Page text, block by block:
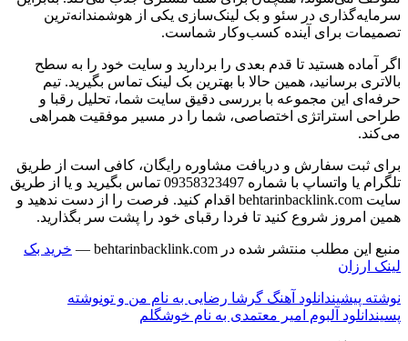
سرمایه‌گذاری در سئو و بک لینک‌سازی یکی از هوشمندانه‌ترین
تصمیمات برای آینده کسب‌وکار شماست.
اگر آماده هستید تا قدم بعدی را بردارید و سایت خود را به سطح
بالاتری برسانید، همین حالا با بهترین بک لینک تماس بگیرید. تیم
حرفه‌ای این مجموعه با بررسی دقیق سایت شما، تحلیل رقبا و
طراحی استراتژی اختصاصی، شما را در مسیر موفقیت همراهی
می‌کند.
برای ثبت سفارش و دریافت مشاوره رایگان، کافی است از طریق
تلگرام یا واتساپ با شماره 09358323497 تماس بگیرید و یا از طریق
سایت behtarinbacklink.com اقدام کنید. فرصت را از دست ندهید و
همین امروز شروع کنید تا فردا رقبای خود را پشت سر بگذارید.
منبع این مطلب منتشر شده در behtarinbacklink.com —
خرید بک
لینک ارزان
ناوبری
نوشته
نوشته پیشیندانلود آهنگ گرشا رضایی به نام من و تونوشته
پسیندانلود آلبوم امیر معتمدی به نام خوشگلم